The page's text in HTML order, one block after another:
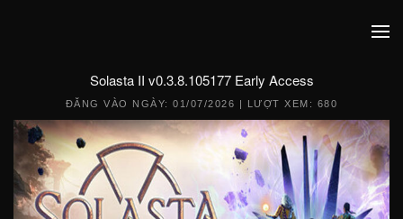
Solasta II v0.3.8.105177 Early Access
ĐĂNG VÀO NGÀY:01/07/2026 | LƯỢT XEM: 680